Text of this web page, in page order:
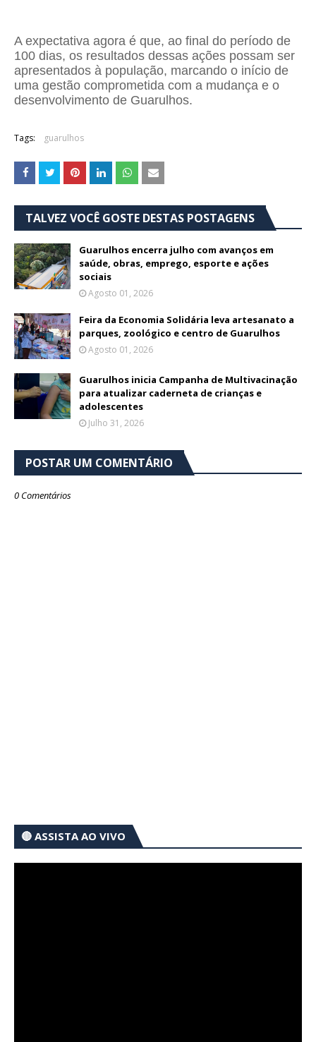
A expectativa agora é que, ao final do período de
100 dias, os resultados dessas ações possam ser
apresentados à população, marcando o início de
uma gestão comprometida com a mudança e o
desenvolvimento de Guarulhos.
Tags: guarulhos
TALVEZ VOCÊ GOSTE DESTAS POSTAGENS
Guarulhos encerra julho com avanços em
saúde, obras, emprego, esporte e ações
sociais
Agosto 01, 2026
Feira da Economia Solidária leva artesanato a
parques, zoológico e centro de Guarulhos
Agosto 01, 2026
Guarulhos inicia Campanha de Multivacinação
para atualizar caderneta de crianças e
adolescentes
Julho 31, 2026
POSTAR UM COMENTÁRIO
0 Comentários
🔴 ASSISTA AO VIVO